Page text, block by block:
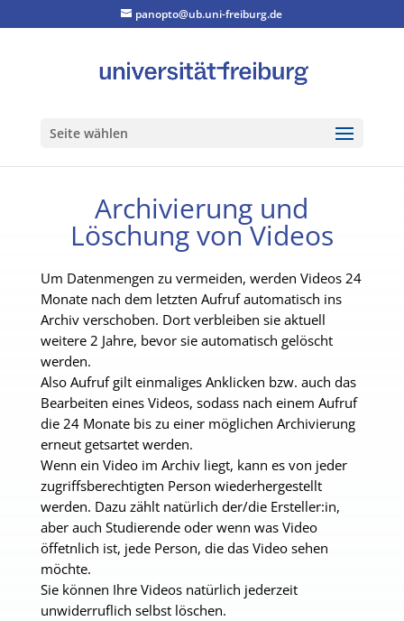
panopto@ub.uni-freiburg.de
Seite wählen
Archivierung und
Löschung von Videos
Um Datenmengen zu vermeiden, werden Videos 24
Monate nach dem letzten Aufruf automatisch ins
Archiv verschoben. Dort verbleiben sie aktuell
weitere 2 Jahre, bevor sie automatisch gelöscht
werden.
Also Aufruf gilt einmaliges Anklicken bzw. auch das
Bearbeiten eines Videos, sodass nach einem Aufruf
die 24 Monate bis zu einer möglichen Archivierung
erneut getsartet werden.
Wenn ein Video im Archiv liegt, kann es von jeder
zugriffsberechtigten Person wiederhergestellt
werden. Dazu zählt natürlich der/die Ersteller:in,
aber auch Studierende oder wenn was Video
öffetnlich ist, jede Person, die das Video sehen
möchte.
Sie können Ihre Videos natürlich jederzeit
unwiderruflich selbst löschen.